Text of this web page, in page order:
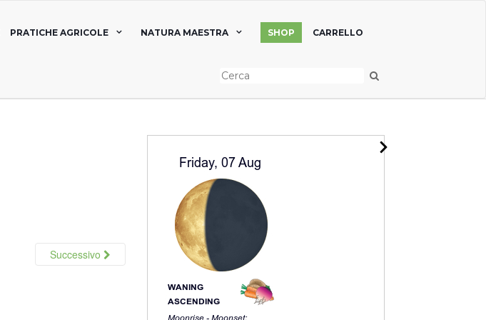
PRATICHE AGRICOLE NATURA MAESTRA SHOP CARRELLO
Successivo